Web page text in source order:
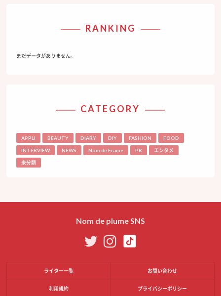
RANKING
まだデータがありません。
CATEGORY
APPLI BEAUTY DIARY DIY FASHION FOOD
INTERVIEW NEWS Nom de Frame PR エンタメ
未分類
Nom de plume SNS
ライター一覧 お問い合わせ
利用規約 プライバシーポリシー